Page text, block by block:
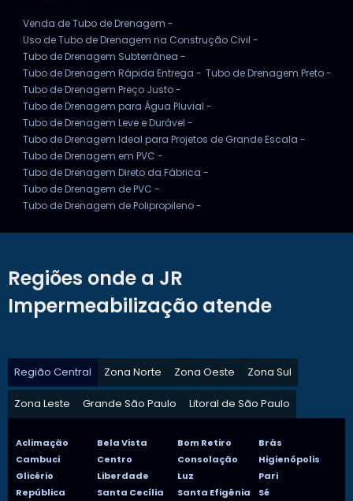
Venda de Tubo de Drenagem -
Uso de Tubo de Drenagem na Construção Civil -
Tubo de Drenagem Subterrânea -
Tubo de Drenagem Rápida Entrega - Tubo de Drenagem Preto -
Tubo de Drenagem Preço Justo -
Tubo de Drenagem para Água Pluvial -
Tubo de Drenagem Leve e Durável -
Tubo de Drenagem Ideal para Projetos de Grande Escala -
Tubo de Drenagem em PVC -
Tubo de Drenagem Direto da Fábrica -
Tubo de Drenagem de PVC -
Tubo de Drenagem de Polipropileno -
Regiões onde a JR
Impermeabilização atende
Região Central Zona Norte Zona Oeste Zona Sul
Zona Leste Grande São Paulo Litoral de São Paulo
Aclimação Bela Vista Bom Retiro
Brás
Cambuci
Centro Consolação
Higienópolis
Glicério
Liberdade Luz
Pari
República
Santa Cecília Santa Efigênia
Sé